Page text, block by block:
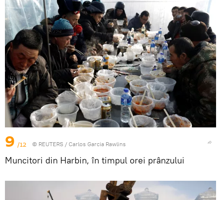
9 /12 © REUTERS / Carlos Garcia Rawlins
Muncitori din Harbin, în timpul orei prânzului